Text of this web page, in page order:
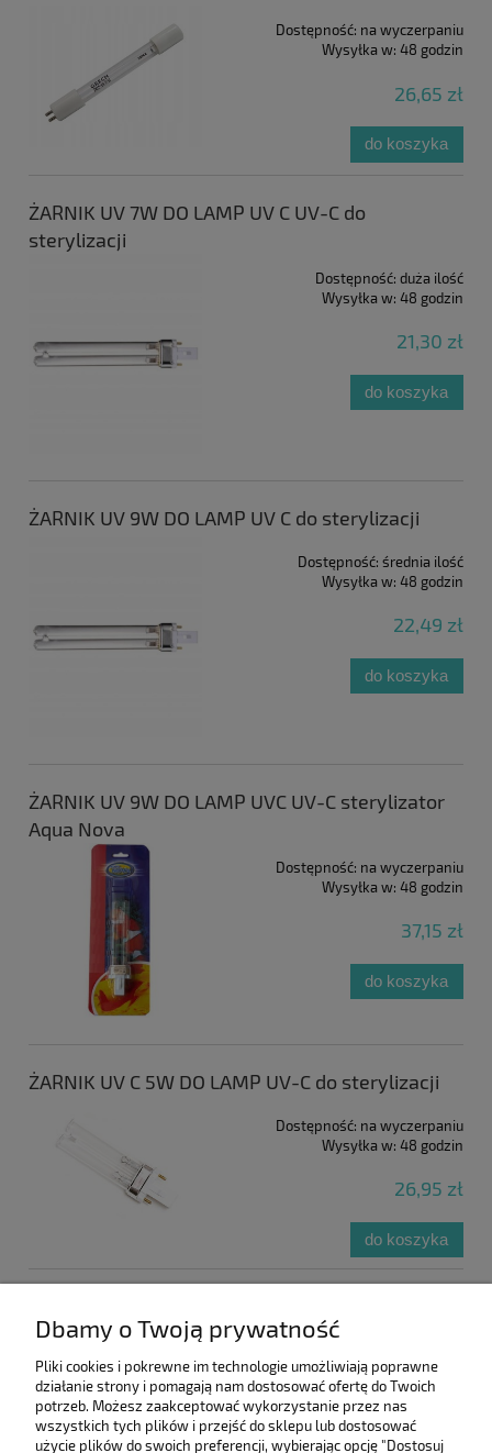
Dostępność: na wyczerpaniu
Wysyłka w: 48 godzin
26,65 zł
do koszyka
ŻARNIK UV 7W DO LAMP UV C UV-C do
sterylizacji
Dostępność: duża ilość
Wysyłka w: 48 godzin
21,30 zł
do koszyka
ŻARNIK UV 9W DO LAMP UV C do sterylizacji
Dostępność: średnia ilość
Wysyłka w: 48 godzin
22,49 zł
do koszyka
ŻARNIK UV 9W DO LAMP UVC UV-C sterylizator
Aqua Nova
Dostępność: na wyczerpaniu
Wysyłka w: 48 godzin
37,15 zł
do koszyka
ŻARNIK UV C 5W DO LAMP UV-C do sterylizacji
Dostępność: na wyczerpaniu
Wysyłka w: 48 godzin
26,95 zł
do koszyka
Moje konto
Informacje
Dbamy o Twoją prywatność
Pliki cookies i pokrewne im technologie umożliwiają poprawne
działanie strony i pomagają nam dostosować ofertę do Twoich
potrzeb. Możesz zaakceptować wykorzystanie przez nas
wszystkich tych plików i przejść do sklepu lub dostosować
użycie plików do swoich preferencji, wybierając opcję "Dostosuj